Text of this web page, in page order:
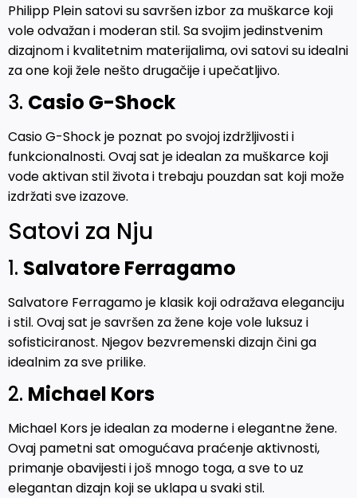
Philipp Plein satovi su savršen izbor za muškarce koji
vole odvažan i moderan stil. Sa svojim jedinstvenim
dizajnom i kvalitetnim materijalima, ovi satovi su idealni
za one koji žele nešto drugačije i upečatljivo.
3. Casio G-Shock
Casio G-Shock je poznat po svojoj izdržljivosti i
funkcionalnosti. Ovaj sat je idealan za muškarce koji
vode aktivan stil života i trebaju pouzdan sat koji može
izdržati sve izazove.
Satovi za Nju
1. Salvatore Ferragamo
Salvatore Ferragamo je klasik koji odražava eleganciju
i stil. Ovaj sat je savršen za žene koje vole luksuz i
sofisticiranost. Njegov bezvremenski dizajn čini ga
idealnim za sve prilike.
2. Michael Kors
Michael Kors je idealan za moderne i elegantne žene.
Ovaj pametni sat omogućava praćenje aktivnosti,
primanje obavijesti i još mnogo toga, a sve to uz
elegantan dizajn koji se uklapa u svaki stil.